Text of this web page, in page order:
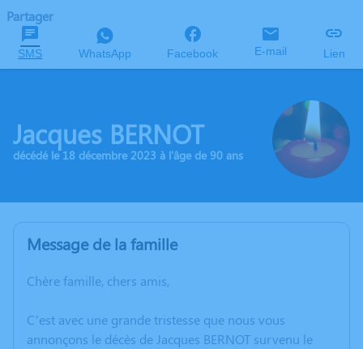
Partager
SMS WhatsApp Facebook E-mail Lien
Jacques BERNOT
décédé le 18 décembre 2023 à l'âge de 90 ans
Message de la famille
Chère famille, chers amis,
C’est avec une grande tristesse que nous vous
annonçons le décès de Jacques BERNOT survenu le